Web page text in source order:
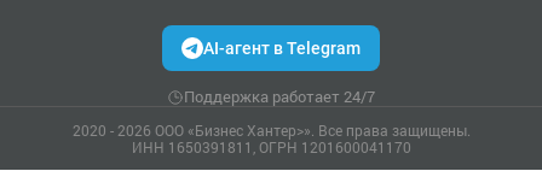
AI-агент в Telegram
Поддержка работает 24/7
2020 - 2026 ООО «Бизнес Хантер>». Все права защищены.
ИНН 1650391811, ОГРН 1201600041170